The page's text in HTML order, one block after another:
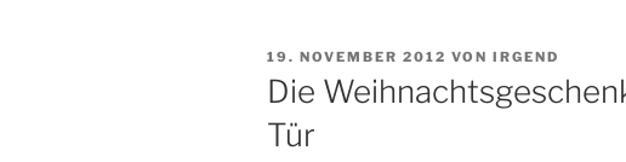
VERÖFFENTLICHT
AM
19. NOVEMBER 2012 VON IRGEND
Die
Tür